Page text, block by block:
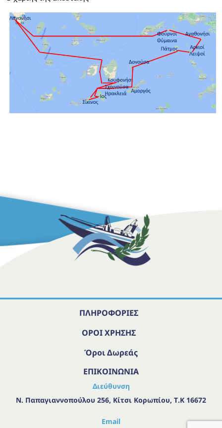
ΠΛΗΡΟΦΟΡΙΕΣ
ΟΡΟΙ ΧΡΗΣΗΣ
Όροι Δωρεάς
ΕΠΙΚΟΙΝΩΝΙΑ
Διεύθυνση
Ν. Παπαγιαννοπούλου 256, Κίτσι Κορωπίου, Τ.Κ 16672
Email